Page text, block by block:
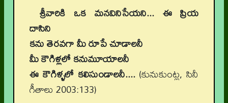
శ్రీవారికి ఒక మనవినిసేయని... ఈ ప్రియ
దాసిని
కను తెరవగా మీ రూపే చూడాలనీ
మీ కౌగిళ్లలో కనుమూయాలనీ
ఈ కౌగిళ్ళలో కలిసుండాలనీ....(కునుకుంట్ల, సినీ
గీతాలు 2003:133)